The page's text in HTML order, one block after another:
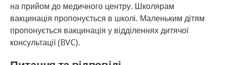
на прийом до медичного центру. Школярам
вакцинація пропонується в школі. Маленьким дітям
пропонується вакцинація у відділеннях дитячої
консультації (BVC).